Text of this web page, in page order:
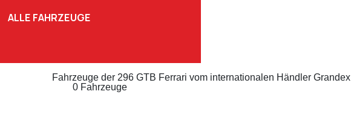
ALLE FAHRZEUGE
Fahrzeuge der 296 GTB Ferrari vom internationalen Händler Grandex
0 Fahrzeuge